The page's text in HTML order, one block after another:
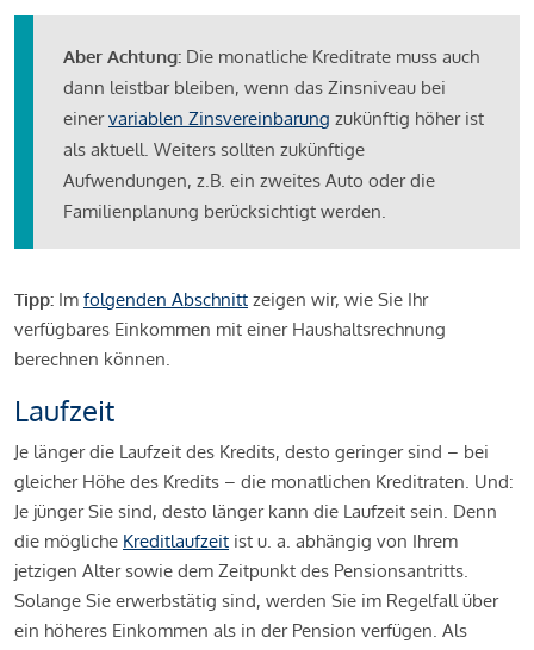
Aber Achtung: Die monatliche Kreditrate muss auch
dann leistbar bleiben, wenn das Zinsniveau bei
einervariablen Zinsvereinbarung zukünftig höher ist
als aktuell. Weiters sollten zukünftige
Aufwendungen, z.B. ein zweites Auto oder die
Familienplanung berücksichtigt werden.
Tipp: Im folgenden Abschnitt zeigen wir, wie Sie Ihr
verfügbares Einkommen mit einer Haushaltsrechnung
berechnen können.
Laufzeit
Je länger die Laufzeit des Kredits, desto geringer sind – bei
gleicher Höhe des Kredits – die monatlichen Kreditraten. Und:
Je jünger Sie sind, desto länger kann die Laufzeit sein. Denn
die mögliche Kreditlaufzeit ist u. a. abhängig von Ihrem
jetzigen Alter sowie dem Zeitpunkt des Pensionsantritts.
Solange Sie erwerbstätig sind, werden Sie im Regelfall über
ein höheres Einkommen als in der Pension verfügen. Als